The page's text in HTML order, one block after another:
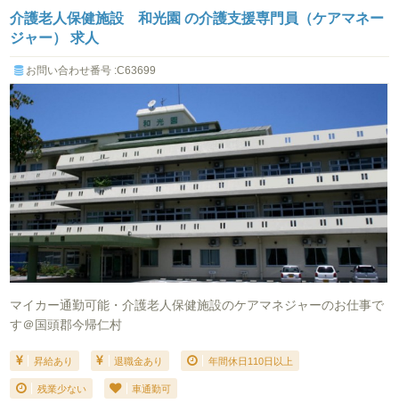
介護老人保健施設 和光園 の介護支援専門員（ケアマネー
ジャー） 求人
お問い合わせ番号 :C63699
マイカー通勤可能・介護老人保健施設のケアマネジャーのお仕事で
す＠国頭郡今帰仁村
昇給あり 退職金あり 年間休日110日以上
残業少ない 車通勤可